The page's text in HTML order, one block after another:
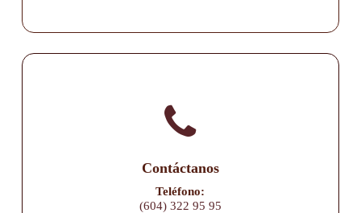
Contáctanos
Teléfono:
(604) 322 95 95